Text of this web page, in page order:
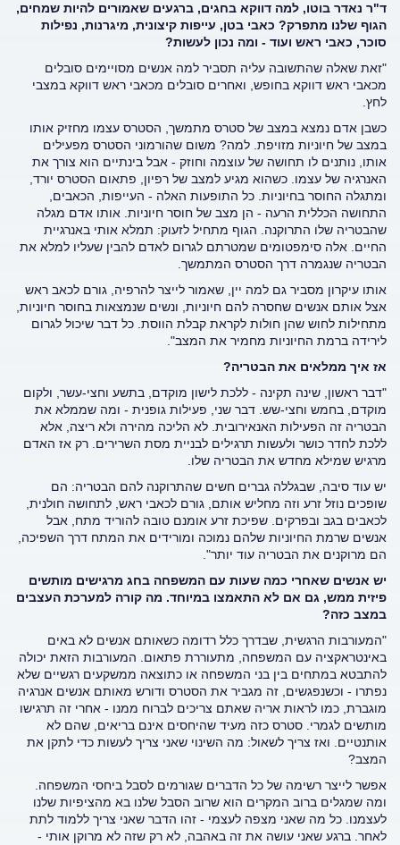
ד"ר נאדר בוטו, למה דווקא בחגים, ברגעים שאמורים להיות שמחים,
הגוף שלנו מתפרק? כאבי בטן, עייפות קיצונית, מיגרנות, נפילות
סוכר, כאבי ראש ועוד - ומה נכון לעשות?
"זאת שאלה שהתשובה עליה תסביר למה אנשים מסויימים סובלים
מכאבי ראש דווקא בחופש, ואחרים סובלים מכאבי ראש דווקא במצבי
לחץ.
כשבן אדם נמצא במצב של סטרס מתמשך, הסטרס עצמו מחזיק אותו
במצב של חיוניות מזויפת. למה? משום שהורמוני הסטרס מפעילים
אותו, נותנים לו תחושה של עוצמה וחוזק - אבל בינתיים הוא צורך את
האנרגיה של עצמו. כשהוא מגיע למצב של רפיון, פתאום הסטרס יורד,
ומתגלה החוסר בחיוניות. כל התופעות האלה - העייפות, הכאבים,
התחושה הכללית הרעה - הן מצב של חוסר חיוניות. אותו אדם מגלה
שהבטריה שלו התרוקנה. הגוף מתחיל לזעוק: תמלא אותי באנרגיית
החיים. אלה סימפטומים שמטרתם לגרום לאדם להבין שעליו למלא את
הבטריה שנגמרה דרך הסטרס המתמשך.
אותו עיקרון מסביר גם למה יין, שאמור לייצר להרפיה, גורם לכאב ראש
אצל אותם אנשים שחסרה להם חיוניות, ונשים שנמצאות בחוסר חיוניות,
מתחילות לחוש שהן חולות לקראת קבלת הווסת. כל דבר שיכול לגרום
לירידה ברמת החיוניות מחמיר את המצב".
אז איך ממלאים את הבטריה?
"דבר ראשון, שינה תקינה - ללכת לישון מוקדם, בתשע וחצי-עשר, ולקום
מוקדם, בחמש וחצי-שש. דבר שני, פעילות גופנית - ומה שממלא את
הבטריה זה הפעילות האנאירובית. לא הליכה מהירה ולא ריצה, אלא
ללכת לחדר כושר ולעשות תרגילים לבניית מסת השרירים. רק אז האדם
מרגיש שמילא מחדש את הבטריה שלו.
יש עוד סיבה, שבגללה גברים חשים שהתרוקנה להם הבטריה: הם
שופכים נוזל זרע וזה מחליש אותם, גורם לכאבי ראש, לתחושה חולנית,
לכאבים בגב ובפרקים. שפיכת זרע אומנם טובה להוריד מתח, אבל
אנשים שרמת החיוניות שלהם נמוכה ומורידים את המתח דרך השפיכה,
הם מרוקנים את הבטריה עוד יותר".
יש אנשים שאחרי כמה שעות עם המשפחה בחג מרגישים מותשים
פיזית ממש, גם אם לא התאמצו במיוחד. מה קורה למערכת העצבים
במצב כזה?
"המעורבות הרגשית, שבדרך כלל רדומה כשאותם אנשים לא באים
באינטראקציה עם המשפחה, מתעוררת פתאום. המעורבות הזאת יכולה
להתבטא במתחים בין בני המשפחה או כתוצאה ממשקעים רגשיים שלא
נפתרו - וכשנפגשים, זה מגביר את הסטרס ודורש מאותם אנשים אנרגיה
מוגברת, כמו לראות אריה שאתם צריכים לברוח ממנו - אחרי זה תרגישו
מותשים לגמרי. סטרס כזה מעיד שהיחסים אינם בריאים, שהם לא
אותנטיים. ואז צריך לשאול: מה השינוי שאני צריך לעשות כדי לתקן את
המצב?
אפשר לייצר רשימה של כל הדברים שגורמים לסבל ביחסי המשפחה.
ומה שמגלים ברוב המקרים הוא שרוב הסבל שלנו בא מהציפיות שלנו
לעצמנו. כל מה שאני מצפה לעצמי - זהו הדבר שאני צריך ללמוד לתת
לאחר. ברגע שאני עושה את זה באהבה, לא רק שזה לא מרוקן אותי -